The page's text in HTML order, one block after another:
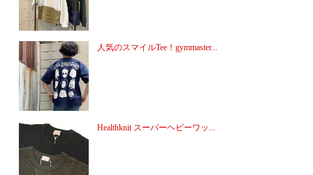
人気のスマイルTee！gymmaster...
Healthknit スーパーヘビーワッ...